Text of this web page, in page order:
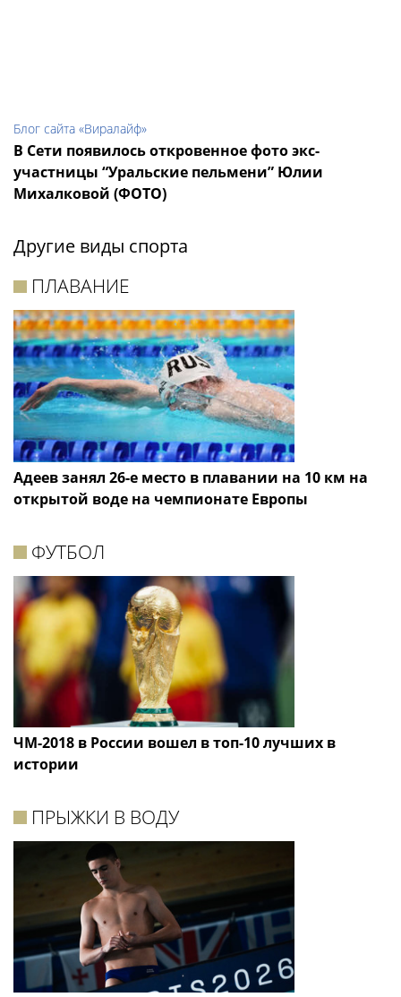
Блог сайта «Виралайф»
В Сети появилось откровенное фото экс-
участницы “Уральские пельмени” Юлии
Михалковой (ФОТО)
Другие виды спорта
ПЛАВАНИЕ
Адеев занял 26-е место в плавании на 10 км на
открытой воде на чемпионате Европы
ФУТБОЛ
ЧМ-2018 в России вошел в топ-10 лучших в
истории
ПРЫЖКИ В ВОДУ